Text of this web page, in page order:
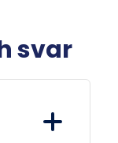
svar